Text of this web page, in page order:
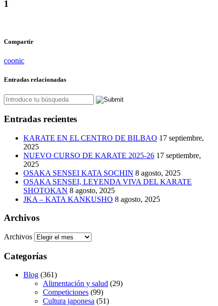
1
Compartir
coonic
Entradas relacionadas
Entradas recientes
KARATE EN EL CENTRO DE BILBAO 17 septiembre,
2025
NUEVO CURSO DE KARATE 2025-26 17 septiembre,
2025
OSAKA SENSEI KATA SOCHIN 8 agosto, 2025
OSAKA SENSEI, LEYENDA VIVA DEL KARATE
SHOTOKAN 8 agosto, 2025
JKA – KATA KANKUSHO 8 agosto, 2025
Archivos
Archivos
Categorías
Blog (361)
Alimentación y salud (29)
Competiciones (99)
Cultura japonesa (51)